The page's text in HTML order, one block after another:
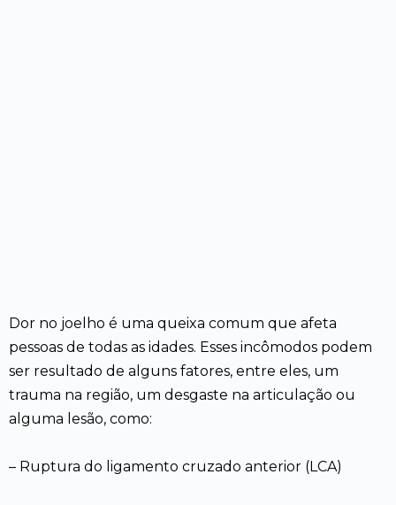
Dor no joelho é uma queixa comum que afeta
pessoas de todas as idades. Esses incômodos podem
ser resultado de alguns fatores, entre eles, um
trauma na região, um desgaste na articulação ou
alguma lesão, como:
– Ruptura do ligamento cruzado anterior (LCA)